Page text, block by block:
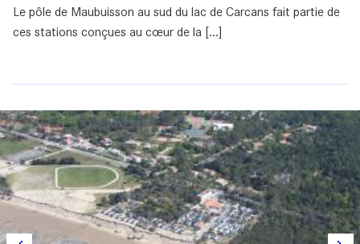
Le pôle de Maubuisson au sud du lac de Carcans fait partie de
ces stations conçues au cœur de la [...]